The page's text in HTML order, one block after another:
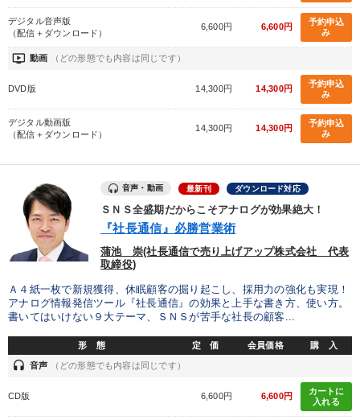
後継者 理念・パーパス
企業再建
※「更新」を押すと「テーマ」「キーワード」を更新いただけます。
ondemand_video 経営音声・動画を探す refresh 更新する
しいただけます
カテゴリー
【2026年7月】音声・映像ご案内商品
音声と動画で学ぶ 【2月】音声・映像 【6月】音声・映像
企業戦略に学ぶ
2026年春季全国経営者セミナー収録講演ＣＤ・講演ＤＶＤ・デジ
成功哲学・人間学
デジタル音声版
（配信＋ダウンロード）
6,600円 6,600円
予約申込
み
ondemand_video 動画 （どの形態でも内容は同じです）
DVD版 14,300円 14,300円
予約申込
み
デジタル動画版
（配信＋ダウンロード）
14,300円 14,300円
予約申込
み
音声・動画 最新刊 ダウンロード対応
ＳＮＳ全盛期だからこそアナログが効果絶大！
『社長通信』必勝営業術
蒲池 崇(社長通信で売り上げアップ株式会社 代表
取締役)
Ａ４紙一枚で新規獲得、休眠顧客の掘り起こし、採用力の強化も実現！
アナログ情報発信ツール『社長通信』の効果と上手な書き方、使い方。
書いてはいけない９大テーマ、ＳＮＳが苦手な社長の顧客...
形 態 定 価 会員価格 購 入
headset 音声 （どの形態でも内容は同じです）
CD版 6,600円 6,600円
カートに
入れる